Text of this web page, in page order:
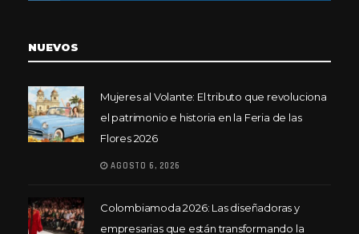
NUEVOS
Mujeres al Volante: El tributo que revoluciona
el patrimonio e historia en la Feria de las
Flores 2026
AGOSTO 6, 2026
Colombiamoda 2026: Las diseñadoras y
empresarias que están transformando la